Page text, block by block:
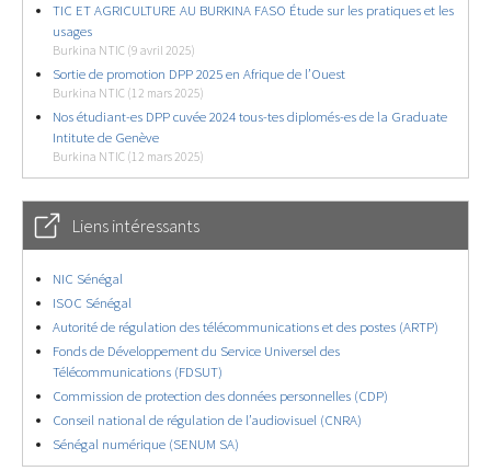
TIC ET AGRICULTURE AU BURKINA FASO Étude sur les pratiques et les
usages
Burkina NTIC (9 avril 2025)
Sortie de promotion DPP 2025 en Afrique de l’Ouest
Burkina NTIC (12 mars 2025)
Nos étudiant-es DPP cuvée 2024 tous-tes diplomés-es de la Graduate
Intitute de Genève
Burkina NTIC (12 mars 2025)
Liens intéressants
NIC Sénégal
ISOC Sénégal
Autorité de régulation des télécommunications et des postes (ARTP)
Fonds de Développement du Service Universel des
Télécommunications (FDSUT)
Commission de protection des données personnelles (CDP)
Conseil national de régulation de l’audiovisuel (CNRA)
Sénégal numérique (SENUM SA)